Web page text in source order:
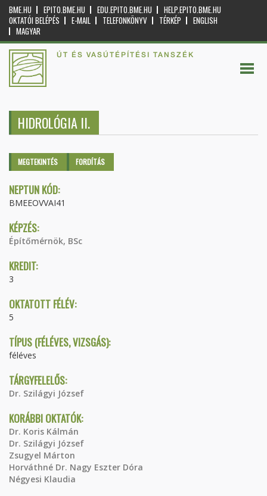
BME.HU EPITO.BME.HU EDU.EPITO.BME.HU
HELP.EPITO.BME.HU
OKTATÓI BELÉPÉS
E-MAIL TELEFONKÖNYV TÉRKÉP
ENGLISH
MAGYAR
ÚT ÉS VASÚTÉPÍTÉSI TANSZÉK
HIDROLÓGIA II.
Elsődleges fülek
MEGTEKINTÉS (AKTÍVFORDÍTÁS
NEPTUN KÓD:
BMEEOVVAI41
KÉPZÉS:
Építőmérnök, BSc
KREDIT:
3
OKTATOTT FÉLÉV:
5
TÍPUS (FÉLÉVES, VIZSGÁS):
féléves
TÁRGYFELELŐS:
Dr. Szilágyi József
KORÁBBI OKTATÓK:
Dr. Koris Kálmán
Dr. Szilágyi József
Zsugyel Márton
Horváthné Dr. Nagy Eszter Dóra
Négyesi Klaudia